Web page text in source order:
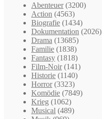
Abenteuer (3200)
Action (4563)
Biografie (1434)
Dokumentation (2026)
Drama (13685)
Familie (1838)
Fantasy (1818)
Film-Noir (141)
Historie (1140)
Horror (3323)
Komödie (7849)
Krieg (1062)
Musical (489)